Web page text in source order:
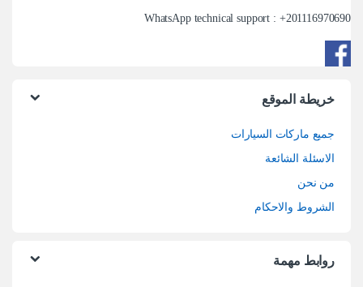
WhatsApp technical support : +201116970690
خريطة الموقع
جميع ماركات السيارات
الاسئلة الشائعة
من نحن
الشروط والاحكام
روابط مهمة